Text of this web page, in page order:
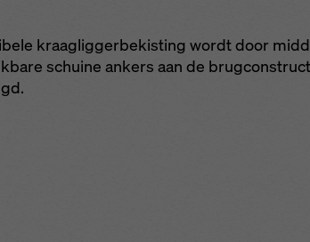
kraagliggerbekisting wordt door
schuine ankers aan de